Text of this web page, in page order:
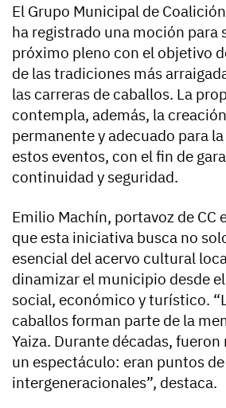
El Grupo Municipal de
ha registrado una moción para
próximo pleno con el objetivo
de las tradiciones más
las carreras de caballos. La
contempla, además, la
permanente y adecuado para
estos eventos, con el fin de
continuidad y seguridad.
Emilio Machín, portavoz de CC
que esta iniciativa busca no
esencial del acervo cultural
dinamizar el municipio desde
social, económico y turístico.
caballos forman parte de la
Yaiza. Durante décadas,
un espectáculo: eran puntos
intergeneracionales”, destaca.